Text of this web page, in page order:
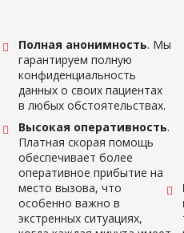
Полная анонимность. Мы
гарантируем полную
конфиденциальность
данных о своих пациентах
в любых обстоятельствах.
Высокая оперативность.
Платная скорая помощь
обеспечивает более
оперативное прибытие на
место вызова, что
особенно важно в
экстренных ситуациях,